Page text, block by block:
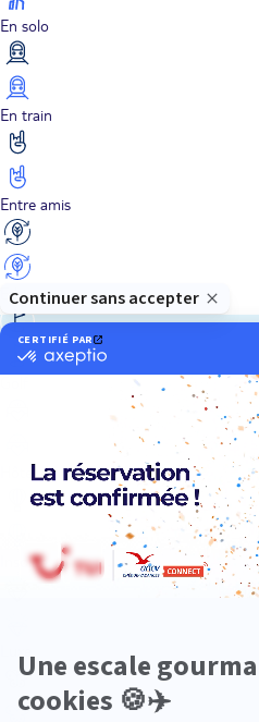
En solo
En train
Entre amis
Ethique
Hôtel de charme
Insolite